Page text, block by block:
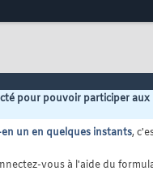
pour pouvoir participer aux
en un en quelques instants,
vous à l'aide du